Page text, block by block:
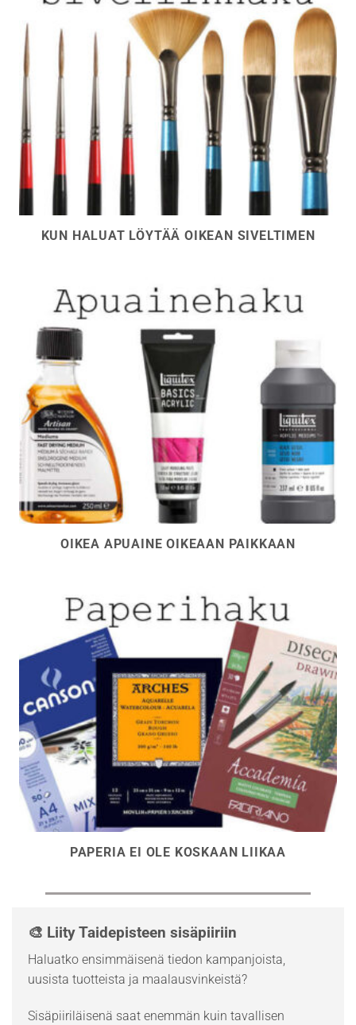
KUN HALUAT LÖYTÄÄ OIKEAN SIVELTIMEN
OIKEA APUAINE OIKEAAN PAIKKAAN
PAPERIA EI OLE KOSKAAN LIIKAA
🎨 Liity Taidepisteen sisäpiiriin
Haluatko ensimmäisenä tiedon kampanjoista,
uusista tuotteista ja maalausvinkeistä?
Sisäpiiriläisenä saat enemmän kuin tavallisen